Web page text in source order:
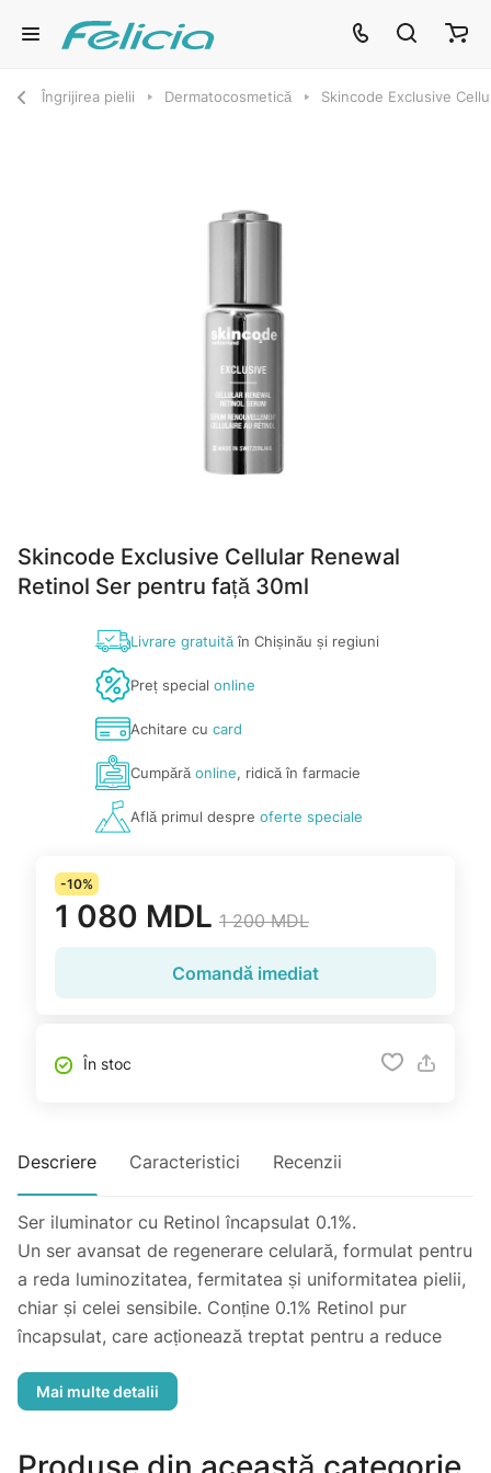
Îngrijirea pielii Dermatocosmetică Skincode Exclusive
Skincode Exclusive Cellular Renewal
Retinol Ser pentru față 30ml
Livrare gratuităîn Chișinău și regiuni
Preț special online
Achitare cu card
Cumpărăonline, ridică în farmacie
Află primul despre oferte speciale
-10%
1 080 MDL 1 200 MDL
Comandă imediat
În stoc
Descriere Caracteristici Recenzii
Ser iluminator cu Retinol încapsulat 0.1%.
Un ser avansat de regenerare celulară, formulat pentru
a reda luminozitatea, fermitatea și uniformitatea pielii,
chiar și celei sensibile. Conține 0.1% Retinol pur
încapsulat, care acționează treptat pentru a reduce
neuniformă. Tehnologia cu eliberare controlată
iritațiile de suprafață și oferind eficiență maximă.